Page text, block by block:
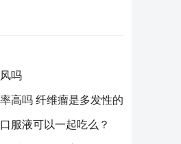
吗
高吗 纤维瘤是多发性的
服液可以一起吃么？